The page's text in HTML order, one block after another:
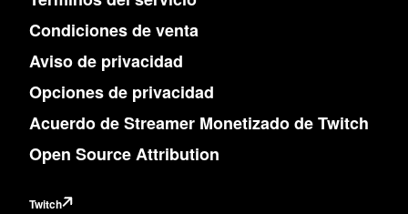
Condiciones de venta
Aviso de privacidad
Opciones de privacidad
Acuerdo de Streamer Monetizado de Twitch
Open Source Attribution
Twitch